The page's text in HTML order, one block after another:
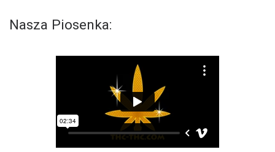
Nasza Piosenka: